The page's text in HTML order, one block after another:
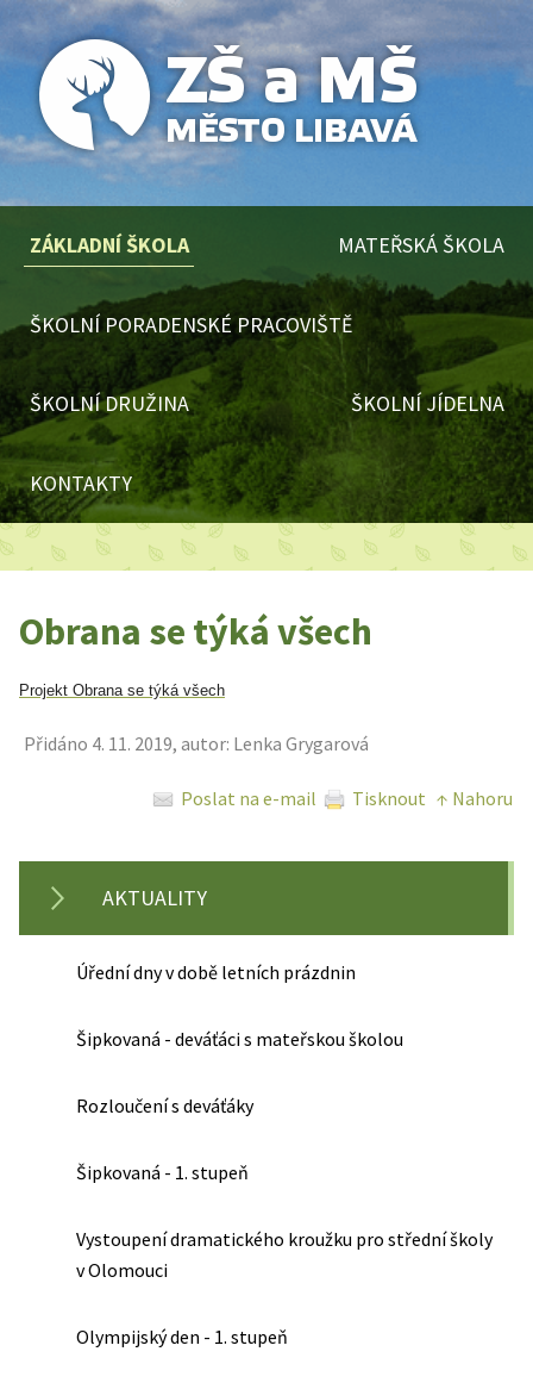
ZÁKLADNÍ ŠKOLA MATEŘSKÁ ŠKOLA
ŠKOLNÍ PORADENSKÉ PRACOVIŠTĚ
ŠKOLNÍ DRUŽINA ŠKOLNÍ JÍDELNA
KONTAKTY
Obrana se týká všech
Projekt Obrana se týká všech
Přidáno 4. 11. 2019, autor: Lenka Grygarová
Poslat na e-mail Tisknout ↑ Nahoru
AKTUALITY
Úřední dny v době letních prázdnin
Šipkovaná - deváťáci s mateřskou školou
Rozloučení s deváťáky
Šipkovaná - 1. stupeň
Vystoupení dramatického kroužku pro střední školy
v Olomouci
Olympijský den - 1. stupeň